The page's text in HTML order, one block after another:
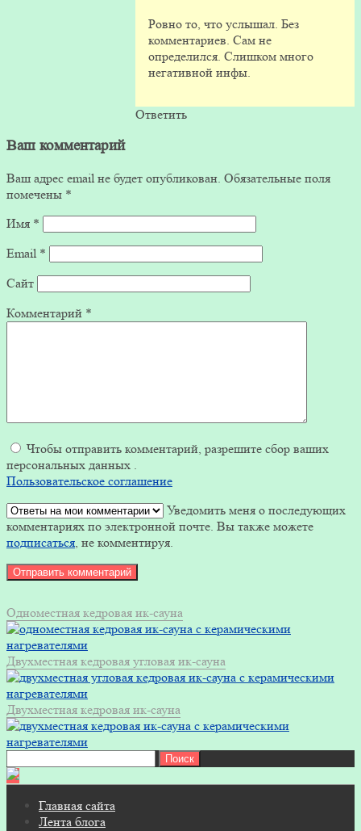
Ровно то, что услышал. Без
комментариев. Сам не
определился. Слишком много
негативной инфы.
Ответить
Ваш комментарий
Ваш адрес email не будет опубликован. Обязательные поля
помечены *
Имя *
Email *
Сайт
Комментарий *
Чтобы отправить комментарий, разрешите сбор ваших
персональных данных .
Пользовательское соглашение
Уведомить меня о последующих
комментариях по электронной почте. Вы также можете
подписаться, не комментируя.
Одноместная кедровая ик-сауна
Двухместная кедровая угловая ик-сауна
Двухместная кедровая ик-сауна
Главная сайта
Лента блога